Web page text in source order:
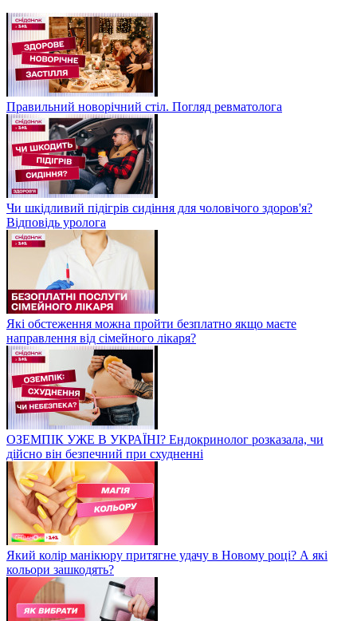
Правильний новорічний стіл. Погляд ревматолога
Чи шкідливий підігрів сидіння для чоловічого здоров'я?
Відповідь уролога
Які обстеження можна пройти безплатно якщо маєте
направлення від сімейного лікаря?
ОЗЕМПІК УЖЕ В УКРАЇНІ? Ендокринолог розказала, чи
дійсно він безпечний при схудненні
Який колір манікюру притягне удачу в Новому році? А які
кольори зашкодять?